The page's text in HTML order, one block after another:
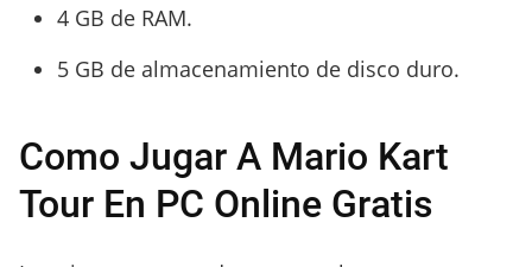
4 GB de RAM.
5 GB de almacenamiento de disco duro.
Como Jugar A Mario Kart
Tour En PC Online Gratis